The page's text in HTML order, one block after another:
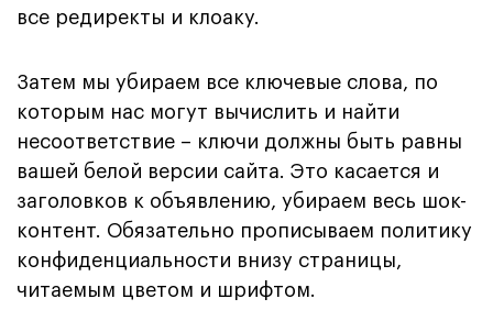
все редиректы и клоаку.
Затем мы убираем все ключевые слова, по
которым нас могут вычислить и найти
несоответствие – ключи должны быть равны
вашей белой версии сайта. Это касается и
заголовков к объявлению, убираем весь шок-
контент. Обязательно прописываем политику
конфиденциальности внизу страницы,
читаемым цветом и шрифтом.